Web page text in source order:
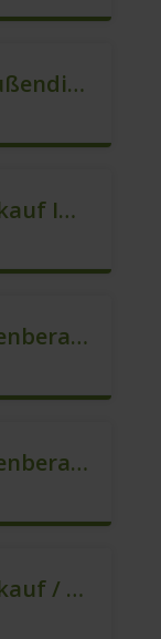
Mitarbeiter Verkauf / Außendienst (m/w/d)
Mitarbeiter Für Den Verkauf In VZ/TZ (m/w/d)
Verkaufsberater / Kundenberater, Auch Ohne Ausbildung Möglich (m/w/d)
Verkaufsberater / Kundenberater In VZ/TZ (m/w/d)
Mitarbeiter Für Den Verkauf / Quereinsteiger (m/w/d)